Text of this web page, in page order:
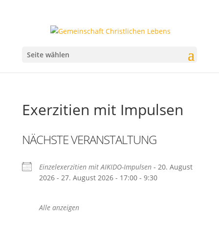
Seite wählen
Exerzitien mit Impulsen
NÄCHSTE VERANSTALTUNG
Einzelexerzitien mit AIKIDO-Impulsen- 20. August
2026 - 27. August 2026 - 17:00 - 9:30
Alle anzeigen